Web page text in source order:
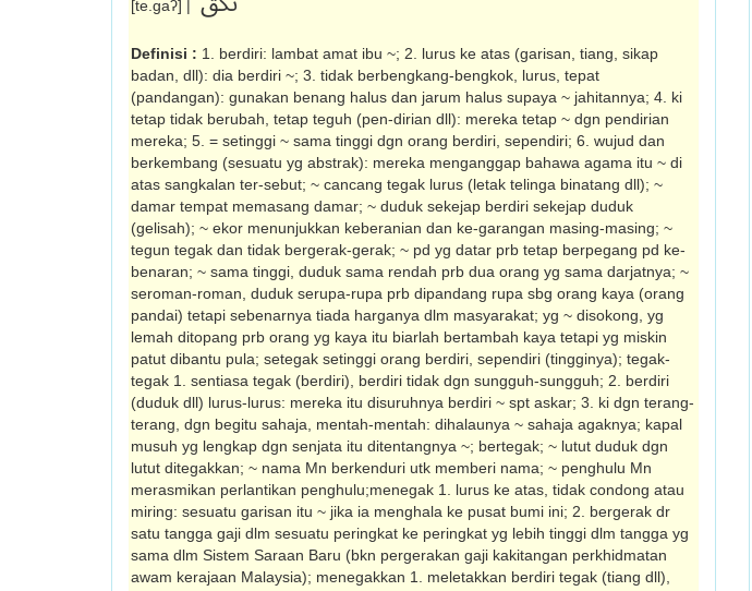
[te.gaʔ] |
Definisi : 1. berdiri: lambat amat ibu ~; 2. lurus ke atas (garisan, tiang, sikap
badan, dll): dia berdiri ~; 3. tidak berbengkang-bengkok, lurus, tepat
(pandangan): gunakan benang halus dan jarum halus supaya ~ jahitannya; 4. ki
tetap tidak berubah, tetap teguh (pen-dirian dll): mereka tetap ~ dgn pendirian
mereka; 5. = setinggi ~ sama tinggi dgn orang berdiri, sependiri; 6. wujud dan
ber­kembang (sesuatu yg abstrak): mereka meng­anggap bahawa agama itu ~ di
atas sang­kalan ter-sebut; ~ cancang tegak lurus (letak telinga binatang dll); ~
damar tempat memasang damar; ~ duduk sekejap berdiri sekejap duduk
(gelisah); ~ ekor menunjukkan keberanian dan ke-garangan masing-masing; ~
tegun tegak dan tidak bergerak-gerak; ~ pd yg datar prb tetap berpegang pd ke­
benar­an; ~ sama tinggi, duduk sama rendah prb dua orang yg sama darjatnya; ~
seroman-roman, duduk serupa-rupa prb dipandang rupa sbg orang kaya (orang
pandai) tetapi sebenarnya tiada harganya dlm masyarakat; yg ~ disokong, yg
lemah ditopang prb orang yg kaya itu biarlah bertambah kaya tetapi yg miskin
patut dibantu pula; setegak setinggi orang berdiri, sependiri (tingginya); tegak-
tegak 1. sentiasa tegak (berdiri), berdiri tidak dgn sungguh-sungguh; 2. berdiri
(duduk dll) lurus-lurus: mereka itu disuruhnya berdiri ~ spt askar; 3. ki dgn terang-
terang, dgn begitu sahaja, mentah-mentah: dihalaunya ~ sahaja agaknya; kapal
musuh yg lengkap dgn senjata itu ditentangnya ~; bertegak; ~ lutut duduk dgn
lutut ditegakkan; ~ nama Mn berkenduri utk memberi nama; ~ penghulu Mn
merasmikan perlantikan peng­hulu;menegak 1. lurus ke atas, tidak condong atau
miring: sesuatu garisan itu ~ jika ia meng­hala ke pusat bumi ini; 2. bergerak dr
satu tangga gaji dlm sesuatu peringkat ke pering­kat yg lebih tinggi dlm tangga yg
sama dlm Sistem Saraan Baru (bkn pergerakan gaji kakitangan perkhidmatan
awam kerajaan Malaysia); menegakkan 1. meletakkan berdiri tegak (tiang dll),